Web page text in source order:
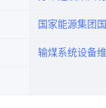
国家能源集团
输煤系统设备